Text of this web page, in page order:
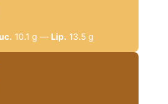
10.1 g — Lip. 13.5 g